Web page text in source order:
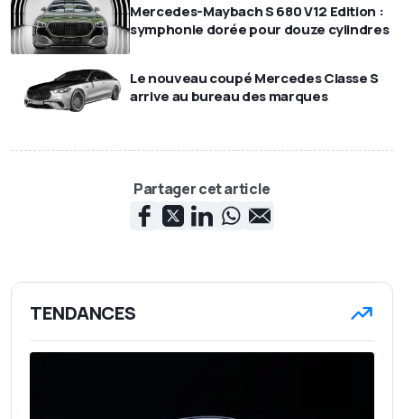
Mercedes-Maybach S 680 V12 Edition :
symphonie dorée pour douze cylindres
Le nouveau coupé Mercedes Classe S
arrive au bureau des marques
Partager cet article
TENDANCES